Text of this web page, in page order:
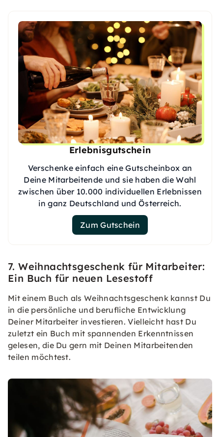
Erlebnisgutschein
Verschenke einfach eine Gutscheinbox an
Deine Mitarbeitende und sie haben die Wahl
zwischen über 10.000 individuellen Erlebnissen
in ganz Deutschland und Österreich.
Zum Gutschein
7. Weihnachtsgeschenk für Mitarbeiter:
Ein Buch für neuen Lesestoff
Mit einem Buch als Weihnachtsgeschenk kannst Du
in die persönliche und berufliche Entwicklung
Deiner Mitarbeiter investieren. Vielleicht hast Du
zuletzt ein Buch mit spannenden Erkenntnissen
gelesen, die Du gern mit Deinen Mitarbeitenden
teilen möchtest.